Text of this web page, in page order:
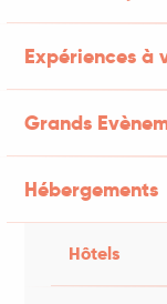
Expériences à
Grands
Hébergements
Hôtels
!
votre